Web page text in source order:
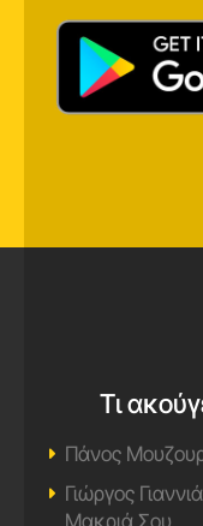
Τι
Πάνος
Γιώργος